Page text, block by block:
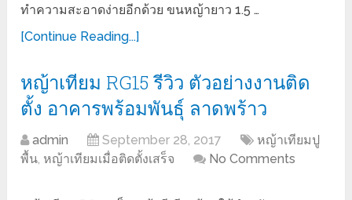
ทำความสะอาดง่ายอีกด้วย ขนหญ้ายาว 1.5 …
[Continue Reading...]
หญ้าเทียม RG15 รีวิว ตัวอย่างงานติด
ตั้ง อาคารพร้อมพันธุ์ ลาดพร้าว
admin September 28, 2017
หญ้าเทียมปู
พื้น, หญ้าเทียมเมื่อติดตั้งเสร็จ No Comments